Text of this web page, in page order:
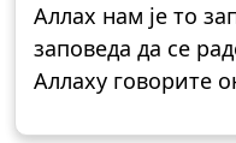
Аллах нам је то
заповеда да се
Аллаху говорите